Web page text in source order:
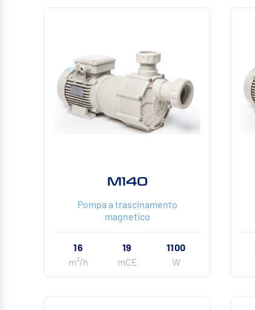
M140
Pompa a trascinamento
magnetico
16
m³/h
19
mCE
1100
W